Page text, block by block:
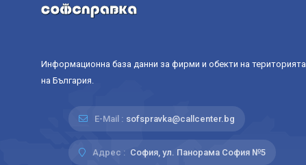
Информационна база данни за фирми и обекти на територията
на България.
E-Mail : sofspravka@callcenter.bg
Адрес : София, ул. Панорама София №5